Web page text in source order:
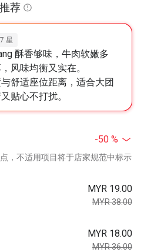
荐
星
酥香够味，牛肉软嫩多
风味均衡又实在。
舒适座位距离，适合大团
贴心不打扰。
-50 %
，不适用项目将于店家规范中标示
MYR 19.00
MYR 38.00
MYR 18.00
MYR 36.00